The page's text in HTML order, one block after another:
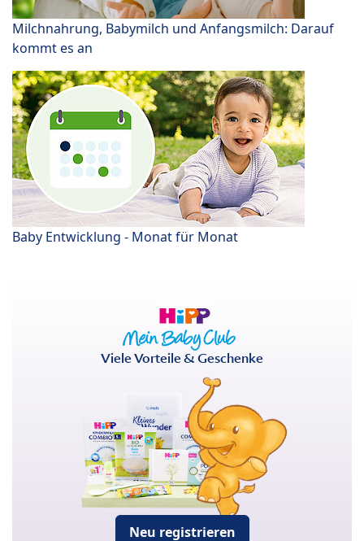
Milchnahrung, Babymilch und Anfangsmilch: Darauf
kommt es an
Baby Entwicklung - Monat für Monat
Viele Vorteile & Geschenke
Neu registrieren